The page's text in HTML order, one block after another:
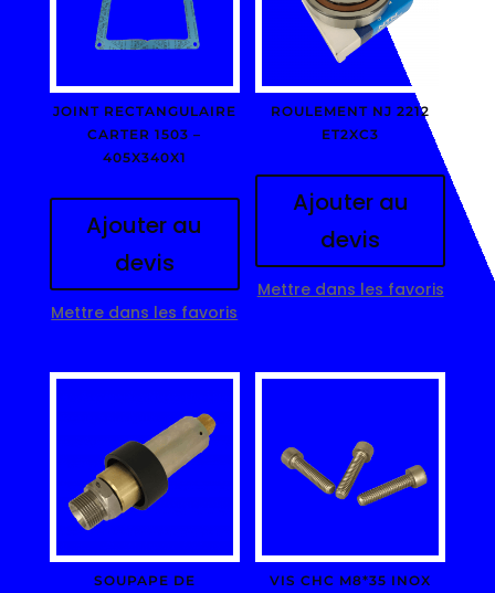
JOINT RECTANGULAIRE
CARTER 1503 –
405X340X1
Ajouter au
devis
Mettre dans les favoris
ROULEMENT NJ 2212
ET2XC3
Ajouter au
devis
Mettre dans les favoris
SOUPAPE DE
VIS CHC M8*35 INOX